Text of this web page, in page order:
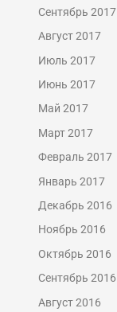
Сентябрь 2017
Август 2017
Июль 2017
Июнь 2017
Май 2017
Март 2017
Февраль 2017
Январь 2017
Декабрь 2016
Ноябрь 2016
Октябрь 2016
Сентябрь 2016
Август 2016